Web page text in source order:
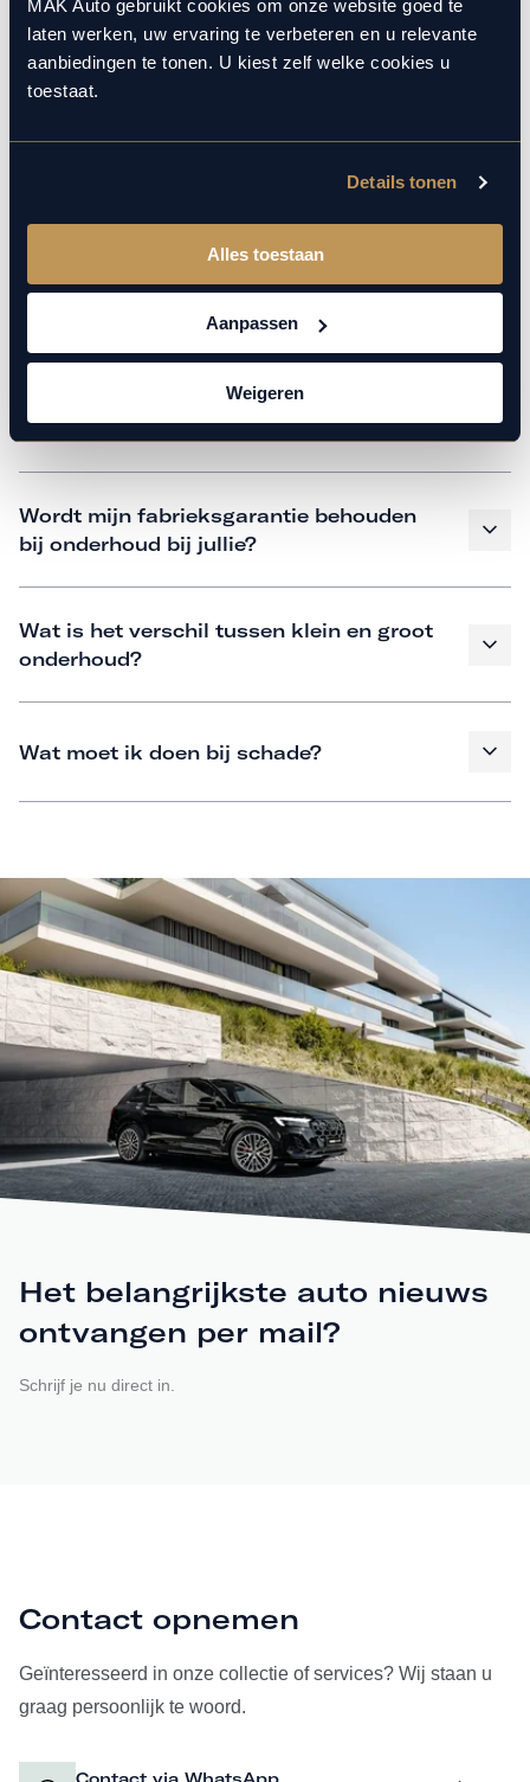
MAK Auto gebruikt cookies om onze website goed te
laten werken, uw ervaring te verbeteren en u relevante
aanbiedingen te tonen. U kiest zelf welke cookies u
toestaat.
Details tonen
Alles toestaan
Aanpassen
Weigeren
verzorgen het onderhoud op hetzelfde niveau als een
merkdealer, met behoud van de fabrieksgarantie. Kom
gerust langs in onze werkplaats voor een APK of een
Hoe weet ik welk onderhoud mijn
auto nodig heeft en wanneer?
Is vervangend vervoer mogelijk?
Wordt mijn fabrieksgarantie behouden
bij onderhoud bij jullie?
Wat is het verschil tussen klein en groot
onderhoud?
Wat moet ik doen bij schade?
Het belangrijkste auto nieuws
ontvangen per mail?
Schrijf je nu direct in.
Contact opnemen
Geïnteresseerd in onze collectie of services? Wij staan u
graag persoonlijk te woord.